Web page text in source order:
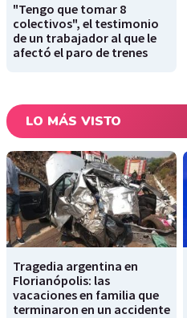
"Tengo que tomar 8
colectivos", el testimonio
de un trabajador al que le
afectó el paro de trenes
LO MÁS VISTO
Tragedia argentina en
Florianópolis: las
vacaciones en familia que
terminaron en un accidente